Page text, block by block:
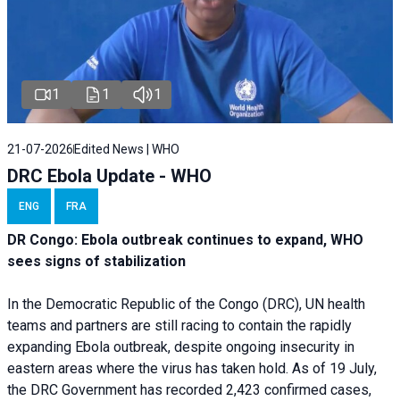
1 1 1
21-07-2026 Edited News | WHO
DRC Ebola Update - WHO
ENG FRA
DR Congo: Ebola outbreak continues to expand, WHO
sees signs of stabilization
In the Democratic Republic of the Congo (DRC), UN health
teams and partners are still racing to contain the rapidly
expanding Ebola outbreak, despite ongoing insecurity in
eastern areas where the virus has taken hold. As of 19 July,
the DRC Government has recorded 2,423 confirmed cases,